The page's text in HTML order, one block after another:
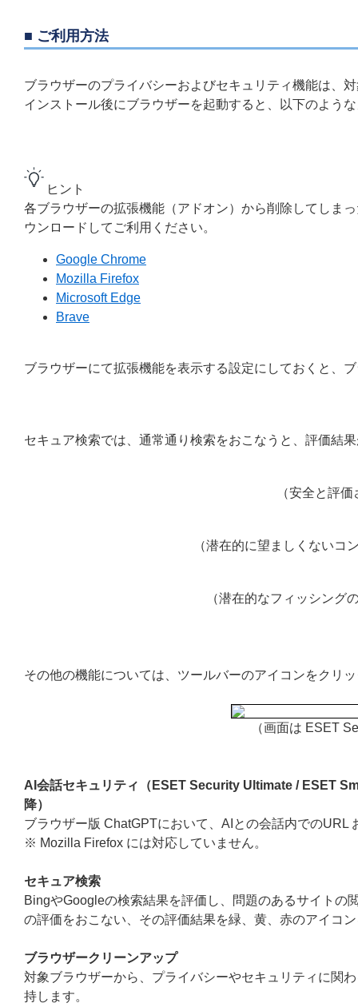
■ ご利用方法
ブラウザーのプライバシーおよびセキュリティ​機能は、
インストール後にブラウザーを起動すると、以下のよう
ヒント
各ブラウザーの拡張機能（アドオン）から削除してしま
ウンロードしてご利用ください。
Google Chrome
Mozilla Firefox
Microsoft Edge
Brave
ブラウザーにて拡張機能を表示する設定にしておくと、
セキュア検索では、通常通り検索をおこなうと、評価結
（安全と評
（潜在的に望ましくないコ
（潜在的なフィッシング
その他の機能については、ツールバーのアイコンをクリ
（画面は ESET
AI会話セキュリティ（ESET Security Ultimate / ESET
降）
ブラウザー版 ChatGPTにおいて、AIとの会話内での
※ Mozilla Firefox には対応していません。
セキュア検索
BingやGoogleの検索結果を評価し、問題のあるサイト
の評価をおこない、その評価結果を緑、黄、赤のアイコ
ブラウザークリーンアップ
対象ブラウザーから、プライバシーやセキュリティに関
持します。